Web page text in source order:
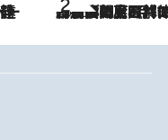
2026.8.8
「最後に見られてよかった」上野動物園の東園パンダ舎が解体前に特別公開。8月16日まで延長されたパネル展と共に辿る“半世紀”のパンダ飼育《解体工事の図面あり》